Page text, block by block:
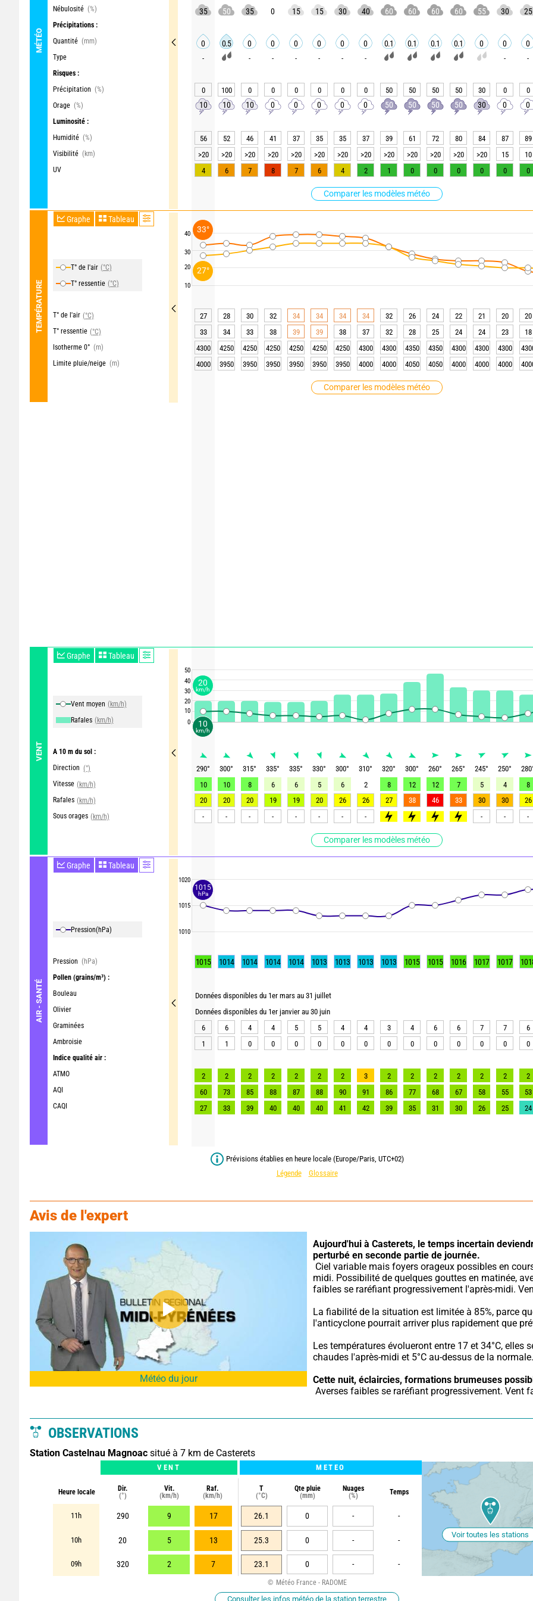
MÉTÉO
Nébulosité (%)
Précipitations :
Quantité (mm)
Type
Risques :
Précipitation (%)
Orage (%)
Luminosité :
Humidité (%)
Visibilité (km)
UV
Comparer les modèles météo
TEMPÉRATURE
Graphe Tableau
T° de l'air (°C)
T° ressentie (°C)
T° de l'air (°C)
T° ressentie (°C)
Isotherme 0° (m)
Limite pluie/neige (m)
Comparer les modèles météo
VENT
Graphe Tableau
Vent moyen (km/h)
Rafales (km/h)
A 10 m du sol :
Direction (°)
Vitesse (km/h)
Rafales (km/h)
Sous orages (km/h)
Comparer les modèles météo
AIR - SANTÉ
Graphe Tableau
Pression(hPa)
Pression (hPa)
Pollen (grains/m³) :
Bouleau
Olivier
Graminées
Ambroisie
Indice qualité air :
ATMO
AQI
CAQI
40
30
20
10
50
40
30
20
10
0
1020
1015
1010
35 50 35 0 15 15 30 40 60 60 60 60 55 30 25
0 0.5 0 0 0 0 0 0 0.1 0.1 0.1 0.1 0 0 0
- - - - - - - - -
0 100 0 0 0 0 0 0 50 50 50 50 30 0 0
10 10 10 0 0 0 0 0 50 50 50 50 30 0 0
56 52 46 41 37 35 35 37 39 61 72 80 84 87 89
>20
>20 >20 >20 >20 >20 >20 >20 >20 >20 >20 >20 >20 15 10
4
6 7 8 7 6 4 2 1 0 0 0 0 0 0
27 28 30 32 34 34 34 34 32 26 24 22 21 20 20
33
34 33 38 39 39 38 37 32 28 25 24 24 23 18
4300
4250 4250 4250 4250 4250 4250 4300 4300 4350 4350 4300 4300 4300
4000
3950 3950 3950 3950 3950 3950 4000 4000 4050 4050 4000 4000 4000
290° 300° 315° 335° 335° 330° 300° 310° 320° 300° 260° 265° 245° 250° 280
10
10 8 6 6 5 6 2 8 12 12 7 5 4 8
20
20 20 19 19 20 26 26 27 38 46 33 30 30 26
-
- - - - - - - >85 >80 >75 >75 - - -
1015 1014 1014 1014 1014 1013 1013 1013 1013 1015 1015 1016 1017 1017
Données disponibles du 1er mars au 31 juillet
Données disponibles du 1er janvier au 30 juin
6
6 4 4 5 5 4 4 3 4 6 6 7 7 6
1
1 0 0 0 0 0 0 0 0 0 0 0 0 0
2 2 2 2 2 2 2 3 2 2 2 2 2 2 2
60
73 85 88 87 88 90 91 86 77 68 67 58 55 53
27
33 39 40 40 40 41 42 39 35 31 30 26 25 24
Prévisions établies en heure locale (Europe/Paris, UTC+02)
Légende
Glossaire
Avis de l'expert
Météo du jour
Aujourd'hui à Casterets, le temps incertain
perturbé en seconde partie de journée.
midi. Possibilité de quelques gouttes en matinée,
faibles se raréfiant progressivement l'après-midi.
La fiabilité de la situation est limitée à 85%, parce
l'anticyclone pourrait arriver plus rapidement que
Les températures évolueront entre 17 et 34°C, elles
chaudes l'après-midi et 5°C au-dessus de la normale.
Cette nuit, éclaircies, formations brumeuses
Averses faibles se raréfiant progressivement. Vent
OBSERVATIONS
Station Castelnau Magnoac situé à 7 km de Casterets
VENT METEO
Heure locale
Dir.
(°)
Vit.
(km/h)
Raf.
(km/h)
T
(°C)
Qte pluie
(mm)
Nuages
(%)
Temps
11h 290 9 17 26.1 0 - -
10h 20 5 13 25.3 0 - -
09h 320 2 7 23.1 0 - -
Voir toutes les stations
Météo France - RADOME
Consulter les infos météo de la station terrestre
10
km/h
20
km/h
27°
33°
1015
hPa